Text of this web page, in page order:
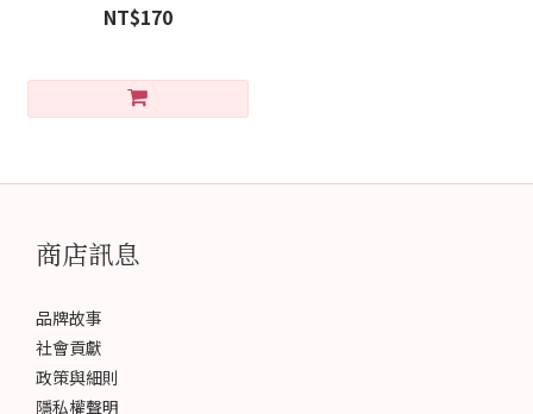
NT$170
商店訊息
品牌故事
社會貢獻
政策與細則
隱私權聲明